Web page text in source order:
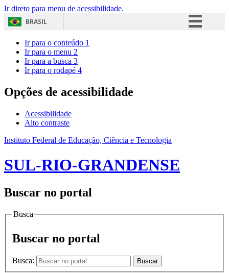
Ir direto para menu de acessibilidade.
BRASIL
Acesso à informação
Ir para o conteúdo 1
Ir para o menu 2
Ir para a busca 3
Ir para o rodapé 4
Opções de acessibilidade
Acessibilidade
Alto contraste
Instituto Federal de Educação, Ciência e Tecnologia
SUL-RIO-GRANDENSE
Buscar no portal
Busca
Buscar no portal
Busca: Buscar